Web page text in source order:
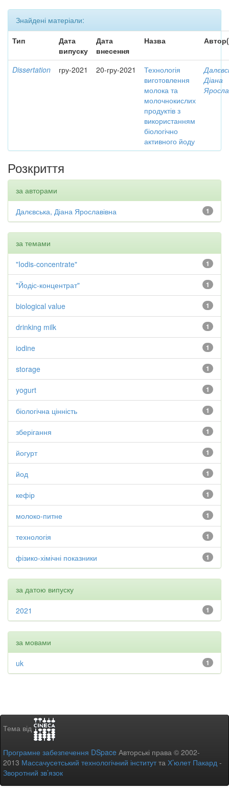
Знайдені матеріали:
Тип
Дата
випуску
Дата
внесення
Назва
Dissertation гру-2021 20-гру-2021
Технологія
виготовлення
молока та
молочнокислих
продуктів з
використанням
біологічно
активного йоду
Діана
Розкриття
за авторами
1
Далєвська, Діана Ярославівна
за темами
1
"Iodis-concentrate"
1
"Йодіс-концентрат"
1
biological value
1
drinking milk
1
iodine
1
storage
1
yogurt
1
біологічна цінність
1
зберігання
1
йогурт
1
йод
1
кефір
1
молоко-питне
1
технологія
1
фізико-хімічні показники
за датою випуску
1
2021
за мовами
1
uk
Тема від
Програмне забезпечення DSpace Авторські права © 2002-
2013 Массачусетський технологічний інститутта Х’юлет Пакард -
Зворотний зв’язок